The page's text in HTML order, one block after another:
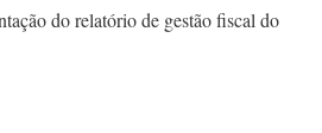
do relatório de gestão fiscal do